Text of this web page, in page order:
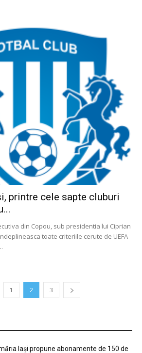
printre cele sapte cluburi
din Copou, sub presidentia lui Ciprian
toate criteriile cerute de UEFA
1 2 3
Iași propune abonamente de 150 de